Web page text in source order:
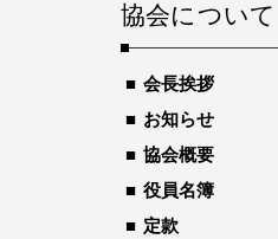
協会について
会長挨拶
お知らせ
協会概要
役員名簿
定款